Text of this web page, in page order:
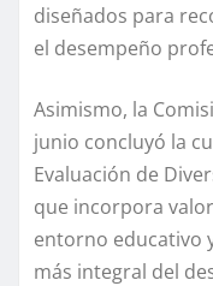
diseñados para
el desempeño
Asimismo, la
junio concluyó la
Evaluación de
que incorpora
entorno educativo
más integral del